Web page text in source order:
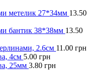
метелик 27*34мм 13.50
бантик 38*38мм 13.50
2.6см 11.00 грн
4см 5.00 грн
25мм 3.80 грн